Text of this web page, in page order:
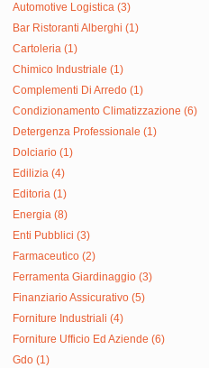
Automotive Logistica (3)
Bar Ristoranti Alberghi (1)
Cartoleria (1)
Chimico Industriale (1)
Complementi Di Arredo (1)
Condizionamento Climatizzazione (6)
Detergenza Professionale (1)
Dolciario (1)
Edilizia (4)
Editoria (1)
Energia (8)
Enti Pubblici (3)
Farmaceutico (2)
Ferramenta Giardinaggio (3)
Finanziario Assicurativo (5)
Forniture Industriali (4)
Forniture Ufficio Ed Aziende (6)
Gdo (1)